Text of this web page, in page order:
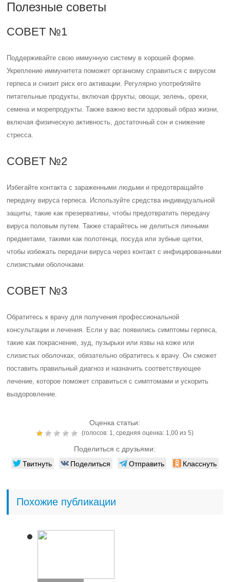
Полезные советы
СОВЕТ №1
Поддерживайте свою иммунную систему в хорошей форме.
Укрепление иммунитета поможет организму справиться с вирусом
герпеса и снизит риск его активации. Регулярно употребляйте
питательные продукты, включая фрукты, овощи, зелень, орехи,
семена и морепродукты. Также важно вести здоровый образ жизни,
включая физическую активность, достаточный сон и снижение
стресса.
СОВЕТ №2
Избегайте контакта с зараженными людьми и предотвращайте
передачу вируса герпеса. Используйте средства индивидуальной
защиты, такие как презервативы, чтобы предотвратить передачу
вируса половым путем. Также старайтесь не делиться личными
предметами, такими как полотенца, посуда или зубные щетки,
чтобы избежать передачи вируса через контакт с инфицированными
слизистыми оболочками.
СОВЕТ №3
Обратитесь к врачу для получения профессиональной
консультации и лечения. Если у вас появились симптомы герпеса,
такие как покраснение, зуд, пузырьки или язвы на коже или
слизистых оболочках, обязательно обратитесь к врачу. Он сможет
поставить правильный диагноз и назначить соответствующее
лечение, которое поможет справиться с симптомами и ускорить
выздоровление.
Оценка статьи:
(голосов: 1, средняя оценка: 1,00из 5)
Поделиться с друзьями:
Твитнуть Поделиться Отправить Класснуть
Похожие публикации